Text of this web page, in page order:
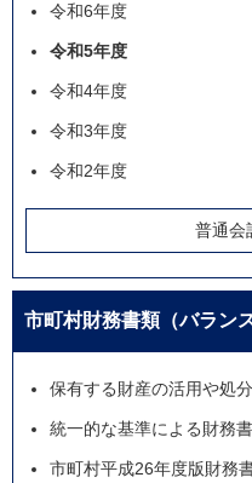
令和6年度
令和5年度
令和4年度
令和3年度
令和2年度
普通会
市町村財務書類（バラン
保有する財産の活用や処
統一的な基準による財務
市町村平成26年度版財務